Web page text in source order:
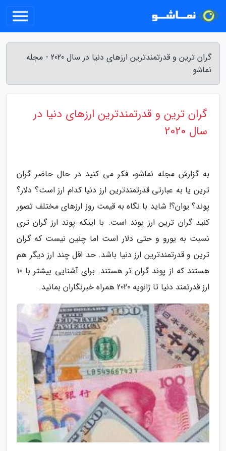
گران ترین و قدرتمندترین ارزهای دنیا در سال 2020 - مجله
نماشو
گران ترین و قدرتمندترین ارزهای دنیا در
سال 2020
به گزارش مجله نماشو، فکر می کنید در حال حاضر گران
ترین یا به عبارتی قدرتمندترین ارز دنیا کدام ارز است؟ دلار؟
پوند؟ یوان؟! شاید با نگاه به قیمت روز ارزهای مختلف تصور
کنید گران ترین ارز پوند است. با اینکه پوند ارز گران تری
نسبت به یورو و حتی دلار است اما چنین نیست که گران
ترین و قدرتمندترین ارز دنیا باشد. حد اقل چند ارز دیگر هم
هستند که از پوند گران تر هستند. برای آشنایی بیشتر با 10
ارز قدرتمند دنیا تا ژانویه 2020 همراه خبرنگاران بمانید.